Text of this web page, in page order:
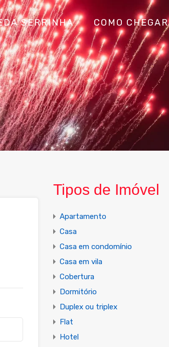
SERRINHA COMO CHEGAR
Tipos de Imóvel
Apartamento
Casa
Casa em condomínio
Casa em vila
Cobertura
Dormitório
Duplex ou triplex
Flat
Hotel